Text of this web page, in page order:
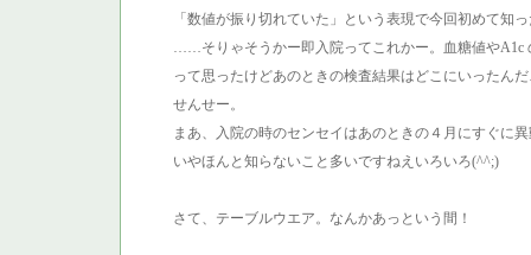
「数値が振り切れていた」という表現で今回初めて知
……そりゃそうかー即入院ってこれかー。血糖値やA1c
って思ったけどあのときの検査結果はどこにいった
せんせー。
まあ、入院の時のセンセイはあのときの４月にすぐに
いやほんと知らないこと多いですねえいろいろ(^^;)
さて、テーブルウエア。なんかあっという間！